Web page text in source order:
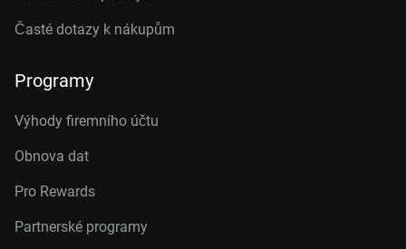
Časté dotazy k nákupům
Programy
Výhody firemního účtu
Obnova dat
Pro Rewards
Partnerské programy